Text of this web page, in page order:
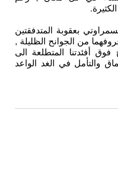
بعقوبة المتدفقتين
من الجوانح الظليلة ,
أفئدتنا المتطلعة الى
والتأمل في الغد الواعد